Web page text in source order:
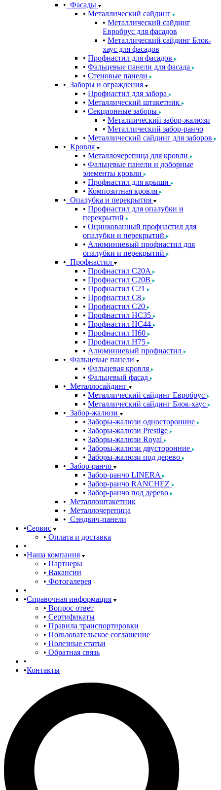
Фасады
Металлический сайдинг
Металлический сайдинг
Евробрус для фасадов
Металлический сайдинг Блок-
хаус для фасадов
Профнастил для фасадов
Фальцевые панели для фасада
Стеновые панели
Заборы и ограждения
Профнастил для забора
Металлический штакетник
Секционные заборы
Металиический забор-жалюзи
Металлический забор-ранчо
Металлический сайдинг для заборов
Кровля
Металлочерепица для кровли
Фальцевые панели и доборные
элементы кровли
Профнастил для крыши
Композитная кровля
Опалубка и перекрытия
Профнастил для опалубки и
перекрытий
Оцинкованный профнастил для
опалубки и перекрытий
Алюминиевый профнастил для
опалубки и перекрытий
Профнастил
Профнастил С20A
Профнастил С20B
Профнастил С21
Профнастил С8
Профнастил С20
Профнастил НС35
Профнастил НС44
Профнастил Н60
Профнастил Н75
Алюминиевый профнастил
Фальцевые панели
Фальцевая кровля
Фальцевый фасад
Металлосайдинг
Металлический сайдинг Евробрус
Металлический сайдинг Блок-хаус
Забор-жалюзи
Заборы-жалюзи односторонние
Заборы-жалюзи Prestige
Заборы-жалюзи Royal
Заборы-жалюзи двусторонние
Заборы-жалюзи под дерево
Забор-ранчо
Забор-ранчо LINERA
Забор-ранчо RANCHEZ
Забор-ранчо под дерево
Металлоштакетник
Металлочерепица
Сэндвич-панели
Сервис
Оплата и доставка
Наша компания
Партнеры
Вакансии
Фотогалерея
Справочная информация
Вопрос ответ
Сертификаты
Правила транспортировки
Пользовательское соглашение
Полезные статьи
Обратная связь
Контакты